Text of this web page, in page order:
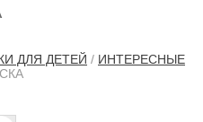
ДЛЯ ДЕТЕЙ / ИНТЕРЕСНЫЕ